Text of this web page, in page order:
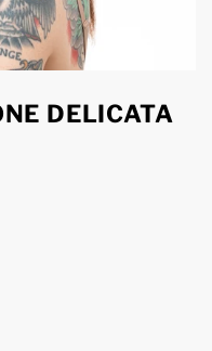
DELICATA